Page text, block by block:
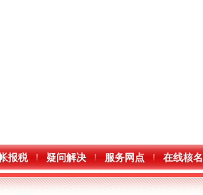
报税 疑问解决 服务网点 在线核名